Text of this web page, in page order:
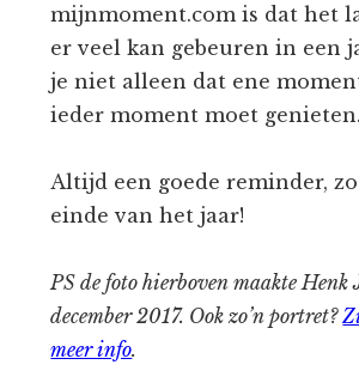
mijnmoment.com is dat het
er veel kan gebeuren in een
je niet alleen dat ene
ieder moment moet
Altijd een goede reminder,
einde van het jaar!
PS de foto hierboven maakte Henk
december 2017. Ook zo’n portret?
meer info.